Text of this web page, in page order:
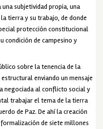
subjetividad propia, una
tierra y su trabajo, de donde
protección constitucional
condición de campesino y
sobre la tenencia de la
enviando un mensaje
negociada al conflicto social y
trabajar el tema de la tierra
de Paz. De ahí la creación
de siete millones